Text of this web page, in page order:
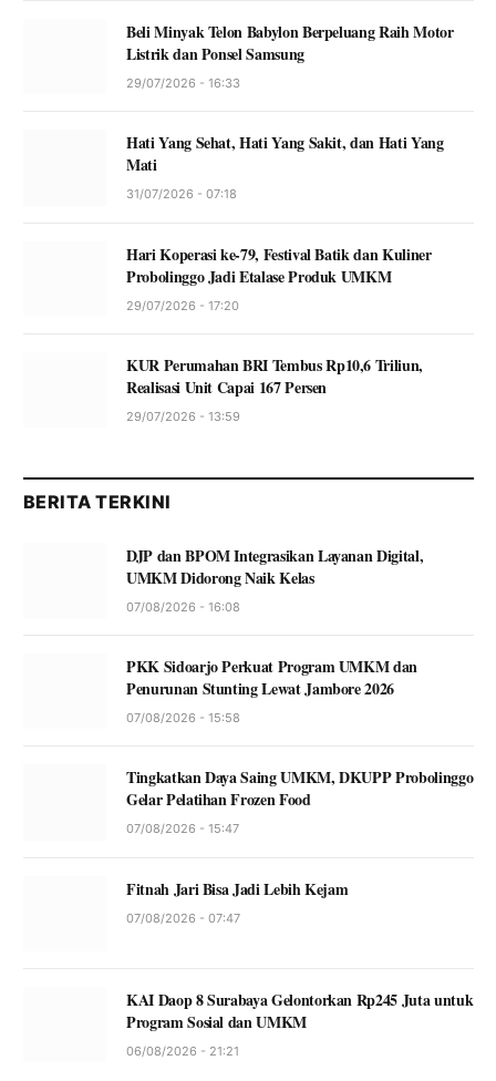
Beli Minyak Telon Babylon Berpeluang Raih Motor
Listrik dan Ponsel Samsung
29/07/2026 - 16:33
Hati Yang Sehat, Hati Yang Sakit, dan Hati Yang
Mati
31/07/2026 - 07:18
Hari Koperasi ke-79, Festival Batik dan Kuliner
Probolinggo Jadi Etalase Produk UMKM
29/07/2026 - 17:20
KUR Perumahan BRI Tembus Rp10,6 Triliun,
Realisasi Unit Capai 167 Persen
29/07/2026 - 13:59
BERITA TERKINI
DJP dan BPOM Integrasikan Layanan Digital,
UMKM Didorong Naik Kelas
07/08/2026 - 16:08
PKK Sidoarjo Perkuat Program UMKM dan
Penurunan Stunting Lewat Jambore 2026
07/08/2026 - 15:58
Tingkatkan Daya Saing UMKM, DKUPP Probolinggo
Gelar Pelatihan Frozen Food
07/08/2026 - 15:47
Fitnah Jari Bisa Jadi Lebih Kejam
07/08/2026 - 07:47
KAI Daop 8 Surabaya Gelontorkan Rp245 Juta untuk
Program Sosial dan UMKM
06/08/2026 - 21:21